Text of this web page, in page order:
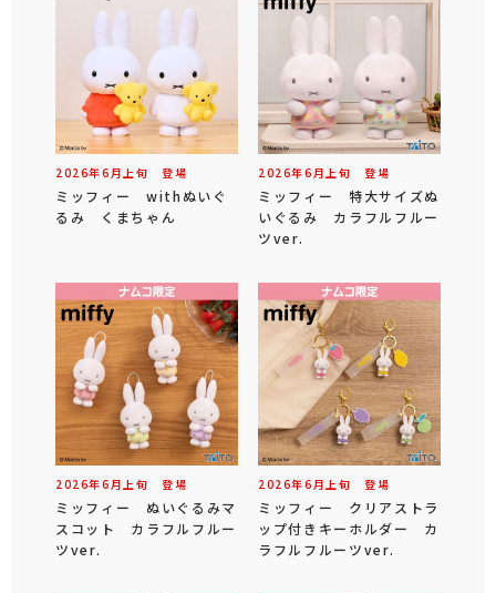
2026年6 月 上旬 登場
ミッフィー withぬいぐ
るみ くまちゃん
2026年6 月 上旬 登場
ミッフィー 特大サイズぬ
いぐるみ カラフルフルー
ツver.
2026年6 月 上旬 登場
ミッフィー ぬいぐるみマ
スコット カラフルフルー
ツver.
2026年6 月 上旬 登場
ミッフィー クリアストラ
ップ付きキーホルダー カ
ラフルフルーツver.